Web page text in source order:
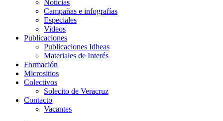
Noticias
Campañas e infografías
Especiales
Videos
Publicaciones
Publicaciones Idheas
Materiales de Interés
Formación
Micrositios
Colectivos
Solecito de Veracruz
Contacto
Vacantes